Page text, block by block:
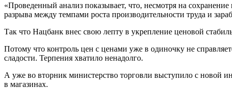
«Проведенный анализ показывает, что, несмотря на
разрыва между темпами роста производительности труда и
Так что Нацбанк внес свою лепту в укрепление ценовой
Потому что контроль цен с ценами уже в одиночку не
сладости. Терпения хватило ненадолго.
А уже во вторник министерство торговли выступило с новой
в магазинах.